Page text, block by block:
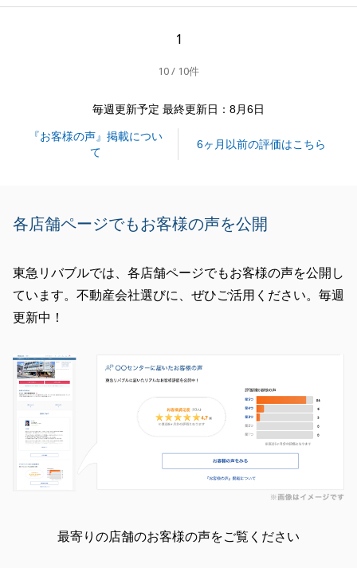
うで安堵いたしました。
1
10 / 10件
毎週更新予定 最終更新日：8月6日
『お客様の声』掲載につい
て
6ヶ月以前の評価はこちら
各店舗ページでもお客様の声を公開
東急リバブルでは、各店舗ページでもお客様の声を公開し
ています。不動産会社選びに、ぜひご活用ください。毎週
更新中！
最寄りの店舗のお客様の声をご覧ください